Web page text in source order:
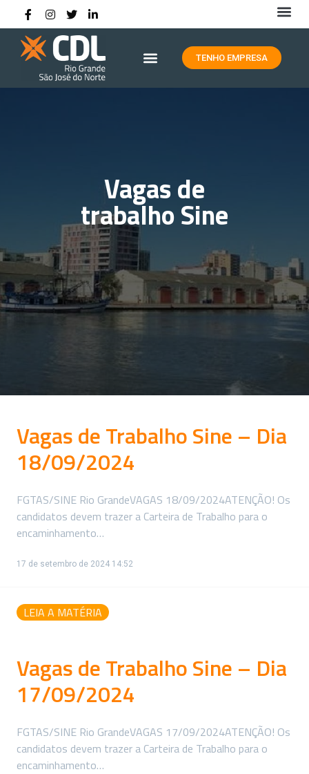
TENHO EMPRESA
Vagas de
trabalho Sine
Vagas de Trabalho Sine – Dia
18/09/2024
FGTAS/SINE Rio GrandeVAGAS 18/09/2024ATENÇÃO! Os
candidatos devem trazer a Carteira de Trabalho para o
encaminhamento…
17 de setembro de 2024 14:52
LEIA A MATÉRIA
Vagas de Trabalho Sine – Dia
17/09/2024
FGTAS/SINE Rio GrandeVAGAS 17/09/2024ATENÇÃO! Os
candidatos devem trazer a Carteira de Trabalho para o
encaminhamento…